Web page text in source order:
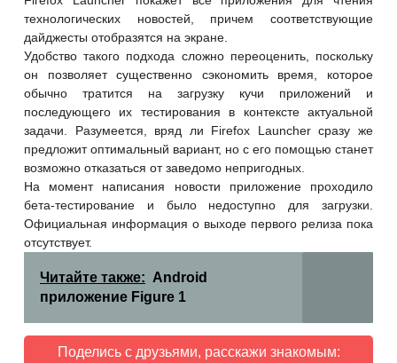
технологических новостей, причем соответствующие
дайджесты отобразятся на экране.
Удобство такого подхода сложно переоценить, поскольку
он позволяет существенно сэкономить время, которое
обычно тратится на загрузку кучи приложений и
последующего их тестирования в контексте актуальной
задачи. Разумеется, вряд ли Firefox Launcher сразу же
предложит оптимальный вариант, но с его помощью станет
возможно отказаться от заведомо непригодных.
На момент написания новости приложение проходило
бета-тестирование и было недоступно для загрузки.
Официальная информация о выходе первого релиза пока
отсутствует.
Читайте также: Android
приложение Figure 1
Поделись с друзьями, расскажи знакомым: